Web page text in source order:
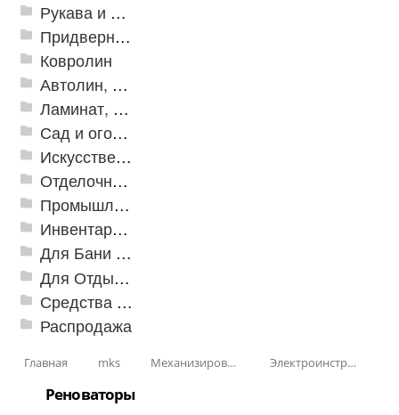
Рукава и шланги промышленные
Придверные решетки
Ковролин
Автолин, Транслин, Линолеум
Ламинат, Кварцвиниловая плитка SPC
Сад и огород
Искусственная трава
Отделочные профили
Промышленный текстиль
Инвентарь для клининга
Для Бани и Сауны
Для Отдыха и Пикника
Средства от насекомых и садовых вредителей
Распродажа
Главная mks Механизированные инструменты Электроинструменты
Реноваторы